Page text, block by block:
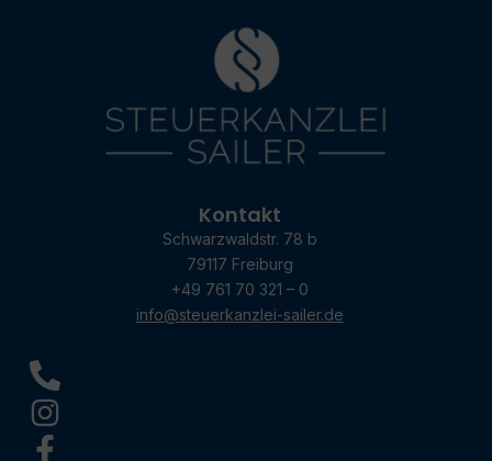
Kontakt
Schwarzwaldstr. 78 b
79117 Freiburg
+49 761 70 321 – 0
info@steuerkanzlei-sailer.de